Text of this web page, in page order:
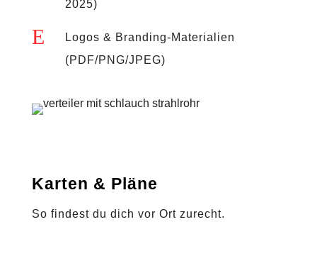
Downloads
2025)
E
Logos & Branding-Materialien
(PDF/PNG/JPEG)
Karten & Pläne
So findest du dich vor Ort zurecht.